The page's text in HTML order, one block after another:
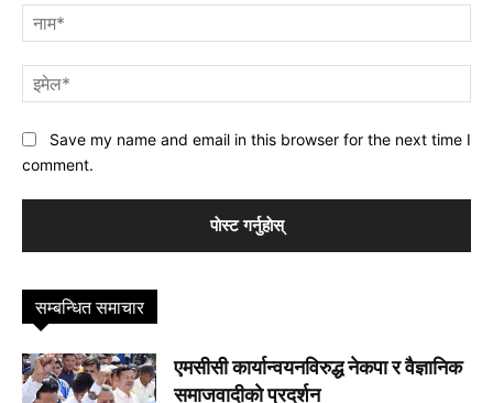
Save my name and email in this browser for the next time I
comment.
सम्बन्धित समाचार
एमसीसी कार्यान्वयनविरुद्ध नेकपा र वैज्ञानिक
समाजवादीकाे प्रदर्शन